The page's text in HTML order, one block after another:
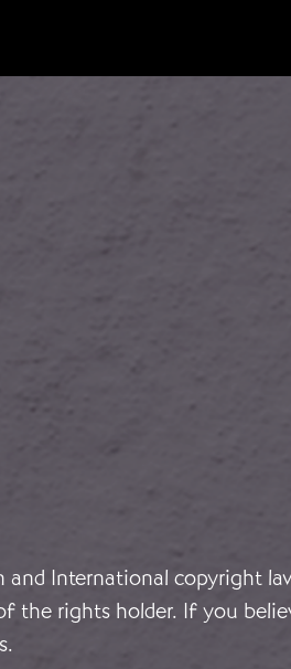
and International copyright
the rights holder. If you
.